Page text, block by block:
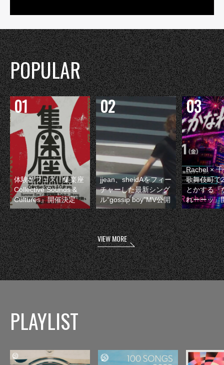
POPULAR
体験型フェス『集楽座
Collective Sounds &
Cultures』開催決定
jjean、sheidAをフィー
チャーした最新シング
ル“gossip boy”MV公開
Rachel ×
歌舞伎町で
とかする『
れーーッ』
VIEW MORE
PLAYLIST